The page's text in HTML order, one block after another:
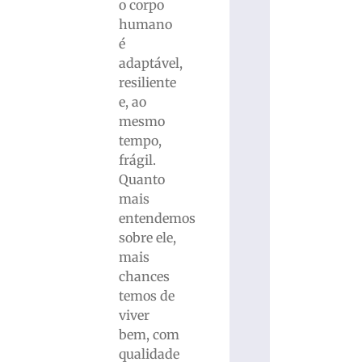
o corpo
humano
é
adaptável,
resiliente
e, ao
mesmo
tempo,
frágil.
Quanto
mais
entendemos
sobre ele,
mais
chances
temos de
viver
bem, com
qualidade